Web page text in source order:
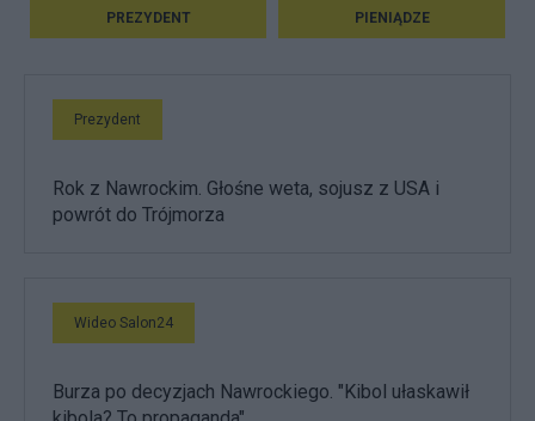
PREZYDENT PIENIĄDZE
Prezydent
Rok z Nawrockim. Głośne weta, sojusz z USA i
powrót do Trójmorza
Wideo Salon24
Burza po decyzjach Nawrockiego. "Kibol ułaskawił